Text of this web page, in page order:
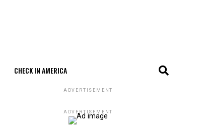
CHECK IN AMERICA
ADVERTISEMENT
ADVERTISEMENT